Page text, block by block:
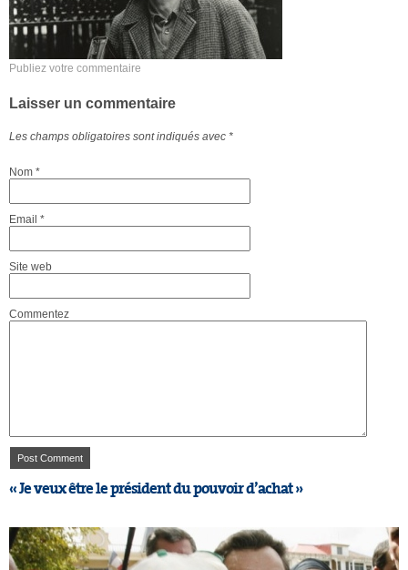
Publiez votre commentaire
Laisser un commentaire
Les champs obligatoires sont indiqués avec *
Nom *
Email *
Site web
Commentez
« Je veux être le président du pouvoir d’achat »